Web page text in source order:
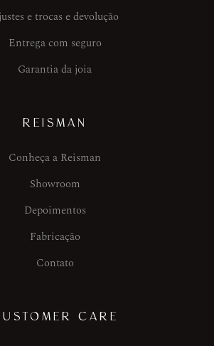
e trocas e devolução
Entrega com seguro
Garantia da joia
REISMAN
Conheça a Reisman
Showroom
Depoimentos
Fabricação
Contato
CARE